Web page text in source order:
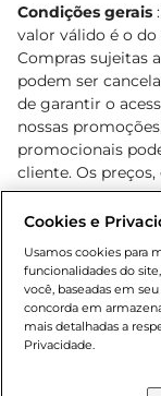
Condições gerais
valor válido é o
Compras sujeitas
podem ser
de garantir o
nossas
promocionais
cliente. Os
o e-commerce e
sofrer alterações
Lei n.º 8069/90,
Adolescente).
www.bretas.com.br,
prévio. O valor
80,00.
Cookies e
Usamos cookies para
funcionalidades do
você, baseadas em
concorda em
mais detalhadas a
Privacidade.